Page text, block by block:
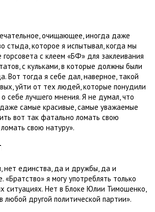
очищающее, иногда даже
стыда, которое я испытывал, когда мы
горсовета с клеем «БФ» для заклеивания
с кульками, в которые должны были
Вот тогда я себе дал, наверное, такой
уйти от тех людей, которые понудили
себе лучшего мнения. Я не думал, что
самые красивые, самые уважаемые
вот так фатально ломать свою
свою натуру».
нет единства, да и дружбы, да и
«Братство» я могу употреблять только
ситуациях. Нет в Блоке Юлии Тимошенко,
любой другой политической партии».